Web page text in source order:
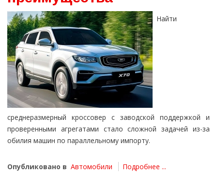
Найти
среднеразмерный кроссовер с заводской поддержкой и
проверенными агрегатами стало сложной задачей из-за
обилия машин по параллельному импорту.
Опубликовано в Автомобили Подробнее ...